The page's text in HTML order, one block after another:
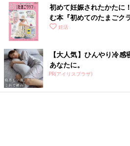
初めて妊娠されたかたに
む本『初めてのたまごク
妊活
【大人気】ひんやり冷
あなたに。
PR(アイリスプラザ)